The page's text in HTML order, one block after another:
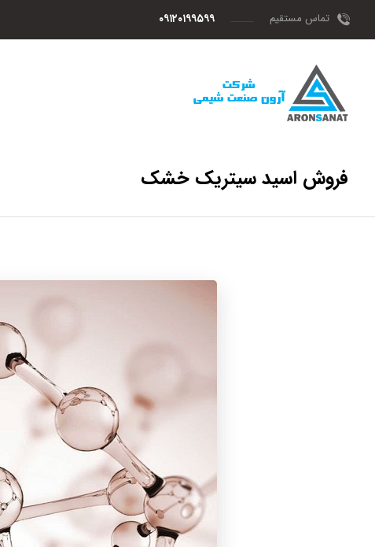
تماس مستقیم ۰۹۱۲۰۱۹۹۵۹۹
فروش اسید سیتریک خشک